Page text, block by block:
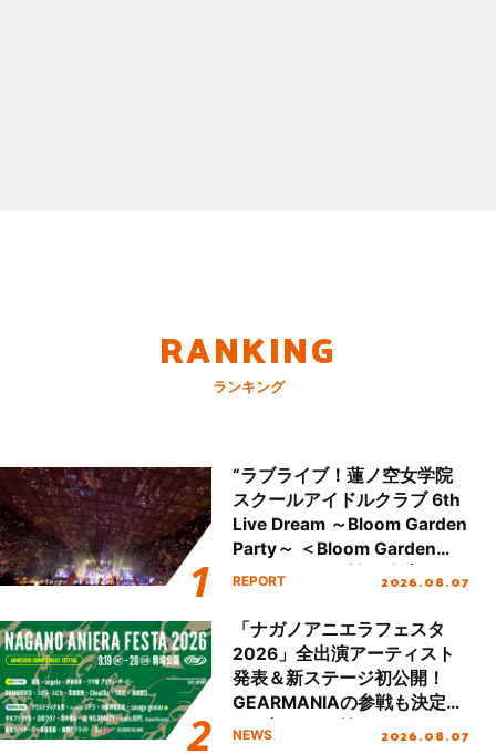
RANKING
ランキング
“ラブライブ！蓮ノ空女学院
スクールアイドルクラブ 6th
Live Dream ～Bloom Garden
Party～ ＜Bloom Garden
Party Stage／埼玉公演＞”
REPORT 2026.08.07
「ナガノアニエラフェスタ
2026」全出演アーティスト
発表＆新ステージ初公開！
GEARMANIAの参戦も決定
し、初となる第3ステージの
NEWS 2026.08.07